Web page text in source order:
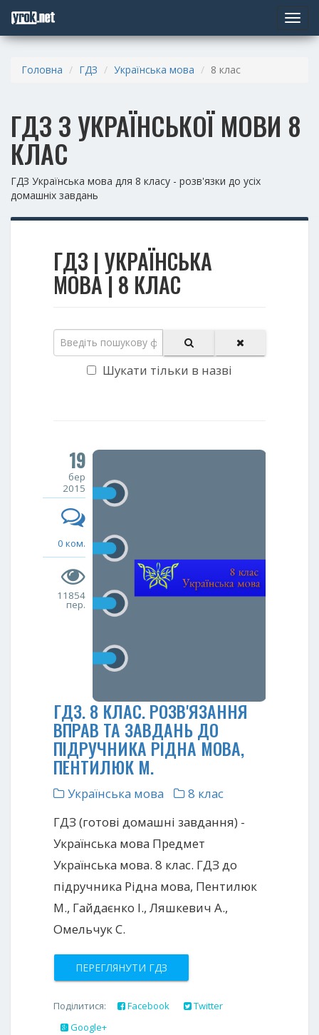
Toggle
Головна ГДЗ Українська мова 8 клас
ГДЗ З УКРАЇНСЬКОЇ МОВИ 8
КЛАС
ГДЗ Українська мова для 8 класу - розв'язки до усіх
домашніх завдань
ГДЗ | УКРАЇНСЬКА
МОВА | 8 КЛАС
Шукати тільки в назві
19
бер
2015
0 ком.
11854
пер.
ГДЗ. 8 КЛАС. РОЗВ'ЯЗАННЯ
ВПРАВ ТА ЗАВДАНЬ ДО
ПІДРУЧНИКА РІДНА МОВА,
ПЕНТИЛЮК М.
Українська мова
8 клас
ГДЗ (готові домашні завдання) -
Українська мова Предмет
Українська мова. 8 клас. ГДЗ до
підручника Рідна мова, Пентилюк
М., Гайдаєнко І., Ляшкевич А.,
Омельчук С.
ПЕРЕГЛЯНУТИ ГДЗ
Поділитися: Facebook
Twitter
Google+